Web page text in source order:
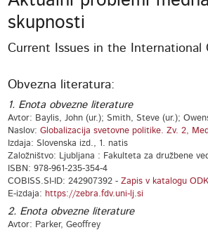
skupnosti
Current Issues in the International
Obvezna literatura:
1. Enota obvezne literature
Avtor: Baylis, John (ur.); Smith, Steve (ur.);
Naslov:Globalizacija svetovne politike. Zv. 2,
Izdaja: Slovenska izd., 1. natis
Založništvo: Ljubljana : Fakulteta za družbene
ISBN: 978-961-235-354-4
COBISS.SI-ID: 242907392 -Zapis v katalogu
E-izdaja: https://zebra.fdv.uni-lj.si
2. Enota obvezne literature
Avtor: Parker, Geoffrey